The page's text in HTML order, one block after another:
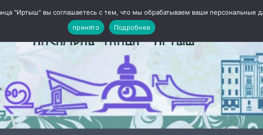
"Иртыш" вы соглашаетесь с тем, что мы обрабатываем ваши персональные
принято
Подробнее